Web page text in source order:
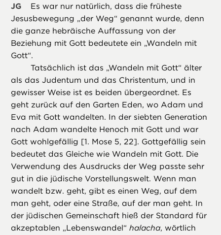
JG
Es war nur natürlich, dass die früheste
Jesusbewegung „der Weg“ genannt wurde, denn
die ganze hebräische Auffassung von der
Beziehung mit Gott bedeutete ein „Wandeln mit
Gott“.
Tatsächlich ist das „Wandeln mit Gott“ älter
als das Judentum und das Christentum, und in
gewisser Weise ist es beiden übergeordnet. Es
geht zurück auf den Garten Eden, wo Adam und
Eva mit Gott wandelten. In der siebten Generation
nach Adam wandelte Henoch mit Gott und war
Gott wohlgefällig [1. Mose 5, 22]. Gottgefällig sein
bedeutet das Gleiche wie Wandeln mit Gott. Die
Verwendung des Ausdrucks der Weg passte sehr
gut in die jüdische Vorstellungswelt. Wenn man
wandelt bzw. geht, gibt es einen Weg, auf dem
man geht, oder eine Straße, auf der man geht. In
der jüdischen Gemeinschaft hieß der Standard für
akzeptablen „Lebenswandel“halacha, wörtlich